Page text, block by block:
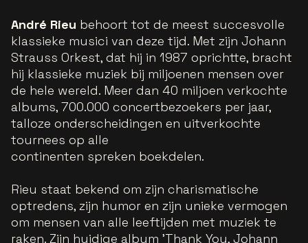
André Rieu behoort tot de meest succesvolle
klassieke musici van deze tijd. Met zijn Johann
Strauss Orkest, dat hij in 1987 oprichtte, bracht
hij klassieke muziek bij miljoenen mensen over
de hele wereld. Meer dan 40 miljoen verkochte
albums, 700.000 concertbezoekers per jaar,
talloze onderscheidingen en uitverkochte
tournees op alle
continenten spreken boekdelen.
Rieu staat bekend om zijn charismatische
optredens, zijn humor en zijn unieke vermogen
om mensen van alle leeftijden met muziek te
raken. Zijn huidige album 'Thank You, Johann